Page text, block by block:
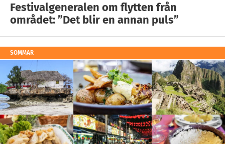
Festivalgeneralen om flytten från
området: ”Det blir en annan puls”
SOMMAR